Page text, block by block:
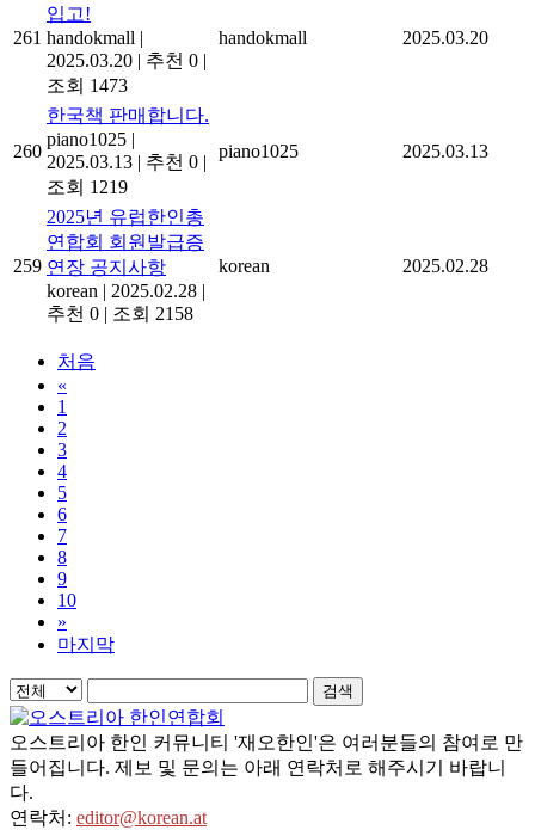
261
입고!
handokmall |
2025.03.20 | 추천 0 |
조회 1473
handokmall 2025.03.20
260
한국책 판매합니다.
piano1025 |
2025.03.13 | 추천 0 |
조회 1219
piano1025 2025.03.13
259
2025년 유럽한인총
연합회 회원발급증
연장 공지사항
korean | 2025.02.28 |
추천 0 | 조회 2158
korean 2025.02.28
처음
«
1
2
3
4
5
6
7
8
9
10
»
마지막
검색
오스트리아 한인 커뮤니티 '재오한인'은 여러분들의 참여로 만
들어집니다. 제보 및 문의는 아래 연락처로 해주시기 바랍니
다.
연락처: editor@korean.at